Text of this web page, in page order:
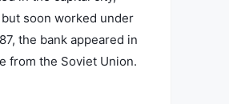
soon worked under
the bank appeared in
from the Soviet Union.